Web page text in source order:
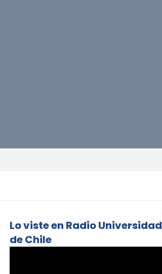
Lo viste en Radio Universidad
de Chile